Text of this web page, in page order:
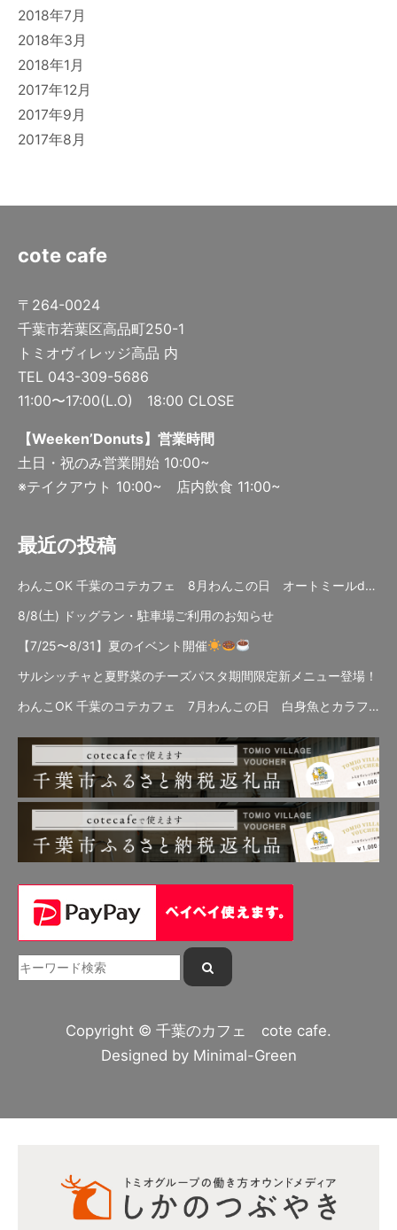
2018年7月
2018年3月
2018年1月
2017年12月
2017年9月
2017年8月
cote cafe
〒264-0024
千葉市若葉区高品町250-1
トミオヴィレッジ高品 内
TEL 043-309-5686
11:00〜17:00(L.O) 18:00 CLOSE
【Weeken’Donuts】営業時間
土日・祝のみ営業開始 10:00~
※テイクアウト 10:00~ 店内飲食 11:00~
最近の投稿
わんこOK 千葉のコテカフェ 8月わんこの日 オートミールdeローストビーフライス
8/8(土) ドッグラン・駐車場ご利用のお知らせ
【7/25〜8/31】夏のイベント開催
サルシッチャと夏野菜のチーズパスタ期間限定新メニュー登場！
わんこOK 千葉のコテカフェ 7月わんこの日 白身魚とカラフルやさいのオムレツ
Copyright © 千葉のカフェ cote cafe.
Designed by Minimal-Green